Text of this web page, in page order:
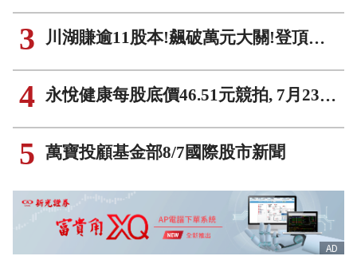
3 川湖賺逾11股本!飆破萬元大關!登頂新科萬元股后!
4 永悅健康每股底價46.51元競拍, 7月23日承銷價60元創新板掛牌
5 萬寶投顧基金部8/7國際股市新聞
AD